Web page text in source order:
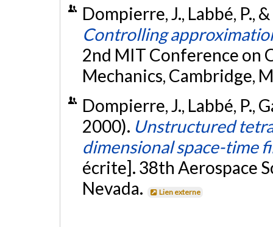
Dompierre, J., Labbé, P.,
Controlling
2nd MIT Conference on
Mechanics, Cambridge,
Dompierre, J., Labbé, P.,
2000). Unstructured
dimensional space-time
écrite]. 38th Aerospace
Nevada.
Lien externe